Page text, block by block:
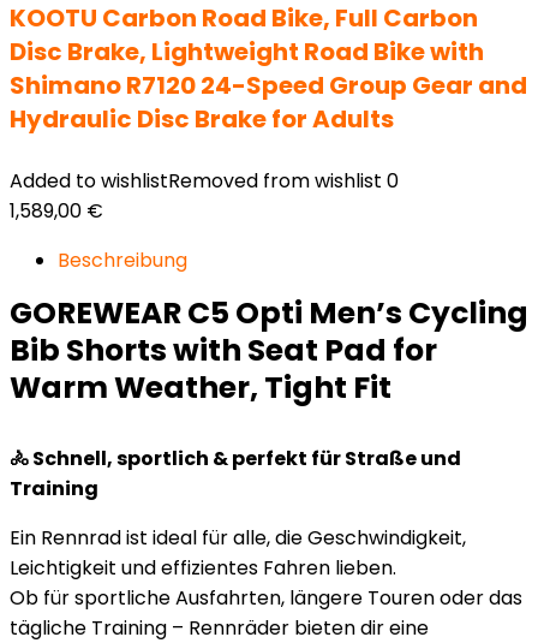
KOOTU Carbon Road Bike, Full Carbon
Disc Brake, Lightweight Road Bike with
Shimano R7120 24-Speed Group Gear and
Hydraulic Disc Brake for Adults
Added to wishlistRemoved from wishlist 0
1,589,00 €
Beschreibung
GOREWEAR C5 Opti Men’s Cycling
Bib Shorts with Seat Pad for
Warm Weather, Tight Fit
🚴 Schnell, sportlich & perfekt für Straße und
Training
Ein Rennrad ist ideal für alle, die Geschwindigkeit,
Leichtigkeit und effizientes Fahren lieben.
Ob für sportliche Ausfahrten, längere Touren oder das
tägliche Training – Rennräder bieten dir eine